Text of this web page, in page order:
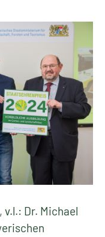
Dr. Michael